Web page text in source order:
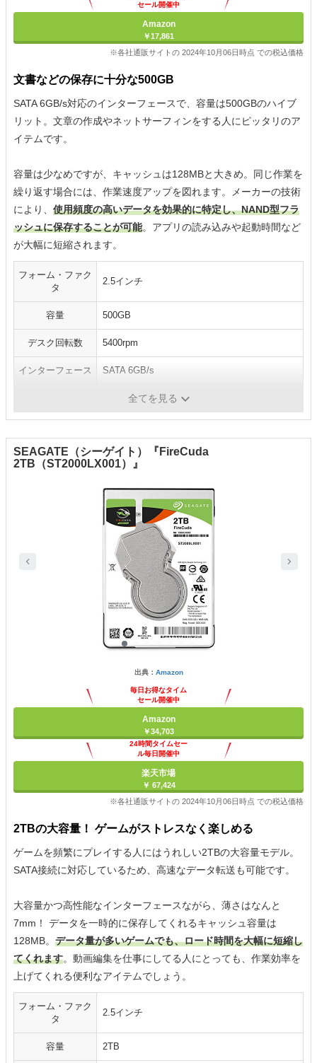
セール開催中
Amazon
￥17,861
※各社通販サイトの 2024年10月06日時点 での税込価格
文書などの保存に十分な500GB
SATA 6GB/s対応のインターフェースで、容量は500GBのハイブ
リット。文章の作成やネットサーフィンをする人にピッタリのア
イテムです。
容量は少なめですが、キャッシュは128MBと大きめ。同じ作業を
繰り返す場合には、作業速度アップを図れます。メーカーの技術
により、 使用頻度の高いデータを効果的に特定し、NAND型フラ
ッシュに保存することが可能。アプリの読み込みや起動時間など
が大幅に短縮されます。
フォーム・ファク
タ
2.5インチ
容量 500GB
デスク回転数 5400rpm
インターフェース SATA 6GB/s
128MB全てを見る
SEAGATE（シーゲイト）『FireCuda
2TB（ST2000LX001）』
出典： Amazon
毎日お得なタイム
セール開催中
Amazon
￥34,703
24時間タイムセー
ル毎日開催中
楽天市場
￥ 67,424
※各社通販サイトの 2024年10月06日時点 での税込価格
2TBの大容量！ ゲームがストレスなく楽しめる
ゲームを頻繁にプレイする人にはうれしい2TBの大容量モデル。
SATA接続に対応しているため、高速なデータ転送も可能です。
大容量かつ高性能なインターフェースながら、薄さはなんと
7mm！ データを一時的に保存してくれるキャッシュ容量は
128MB。 データ量が多いゲームでも、ロード時間を大幅に短縮し
てくれます。動画編集を仕事にしてる人にとっても、作業効率を
上げてくれる便利なアイテムでしょう。
フォーム・ファク
タ
2.5インチ
容量 2TB